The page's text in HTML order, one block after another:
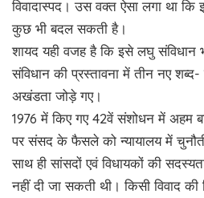
विवादास्पद। उस वक्त ऐसा लगा था कि
कुछ भी बदल सकती है।
शायद यही वजह है कि इसे लघु संविधान
संविधान की प्रस्तावना में तीन नए शब्द-
अखंडता जोड़े गए।
1976 में किए गए 42वें संशोधन में अहम
पर संसद के फैसले को न्यायालय में
साथ ही सांसदों एवं विधायकों की
नहीं दी जा सकती थी। किसी विवाद